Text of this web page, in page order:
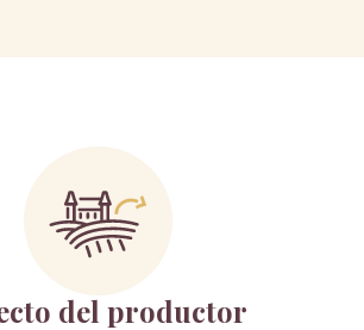
del productor